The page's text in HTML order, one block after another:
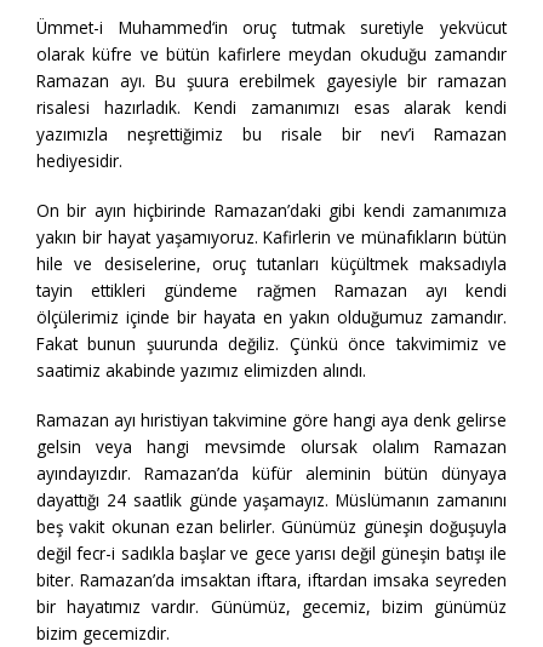
Ümmet-i Muhammed‘in oruç tutmak suretiyle yekvücut
olarak küfre ve bütün kafirlere meydan okuduğu zamandır
Ramazan ayı. Bu şuura erebilmek gayesiyle bir ramazan
risalesi hazırladık. Kendi zamanımızı esas alarak kendi
yazımızla neşrettiğimiz bu risale bir nev’i Ramazan
hediyesidir.
On bir ayın hiçbirinde Ramazan’daki gibi kendi zamanımıza
yakın bir hayat yaşamıyoruz. Kafirlerin ve münafıkların bütün
hile ve desiselerine, oruç tutanları küçültmek maksadıyla
tayin ettikleri gündeme rağmen Ramazan ayı kendi
ölçülerimiz içinde bir hayata en yakın olduğumuz zamandır.
Fakat bunun şuurunda değiliz. Çünkü önce takvimimiz ve
saatimiz akabinde yazımız elimizden alındı.
Ramazan ayı hıristiyan takvimine göre hangi aya denk gelirse
gelsin veya hangi mevsimde olursak olalım Ramazan
ayındayızdır. Ramazan’da küfür aleminin bütün dünyaya
dayattığı 24 saatlik günde yaşamayız. Müslümanın zamanını
beş vakit okunan ezan belirler. Günümüz güneşin doğuşuyla
değil fecr-i sadıkla başlar ve gece yarısı değil güneşin batışı ile
biter. Ramazan’da imsaktan iftara, iftardan imsaka seyreden
bir hayatımız vardır. Günümüz, gecemiz, bizim günümüz
bizim gecemizdir.